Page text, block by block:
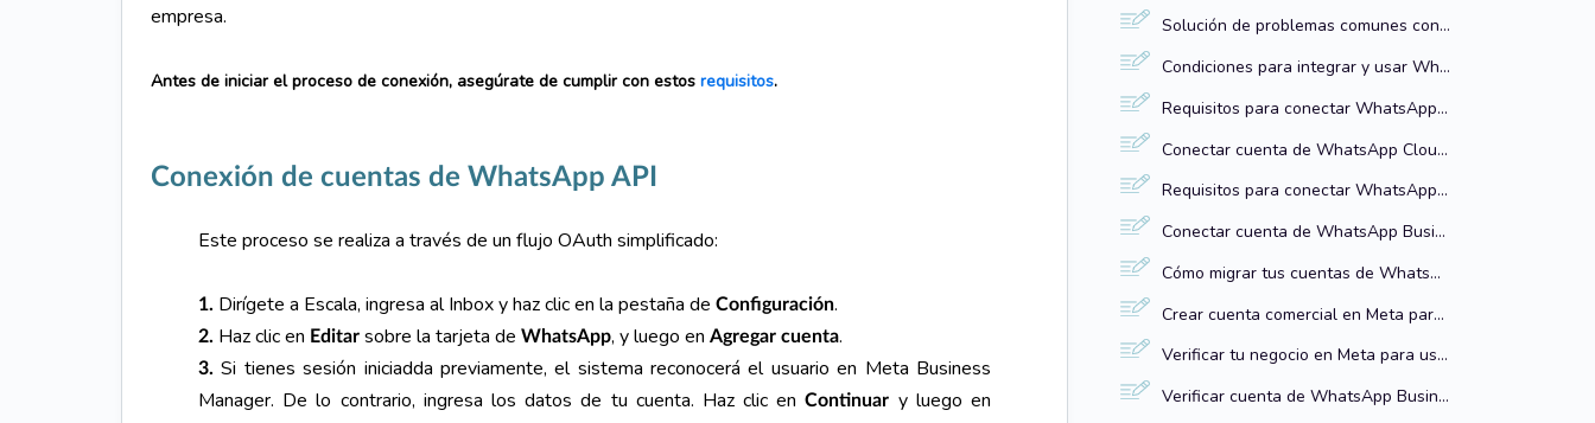
empresa.
Antes de iniciar el proceso de conexión, asegúrate de cumplir con estos requisitos.
Conexión de cuentas de WhatsApp API
Este proceso se realiza a través de un flujo OAuth simplificado:
1. Dirígete a Escala, ingresa al Inbox y haz clic en la pestaña de Configuración.
2. Haz clic en Editar sobre la tarjeta de WhatsApp, y luego en Agregar cuenta.
3. Si tienes sesión iniciadda previamente, el sistema reconocerá el usuario en Meta Business
Manager. De lo contrario, ingresa los datos de tu cuenta. Haz clic enContinuar y luego en
Solución de problemas comunes con WhatsApp en el inbox de Escala
Condiciones para integrar y usar WhatsApp API correctamente
Requisitos para conectar WhatsApp Cloud API al Inbox de Escala
Conectar cuenta de WhatsApp Cloud API al inbox de Escala
Requisitos para conectar WhatsApp Business al Inbox de Escala
Conectar cuenta de WhatsApp Business al inbox de Escala
Cómo migrar tus cuentas de WhatsApp al Inbox de Escala
Crear cuenta comercial en Meta para usar WhatsApp Business
Verificar tu negocio en Meta para usar WhatsApp con Escala
Verificar cuenta de WhatsApp Business en Meta